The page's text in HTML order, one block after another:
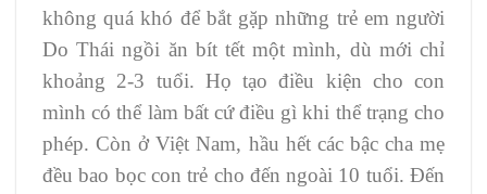
không quá khó để bắt gặp những trẻ em người
Do Thái ngồi ăn bít tết một mình, dù mới chỉ
khoảng 2-3 tuổi. Họ tạo điều kiện cho con
mình có thể làm bất cứ điều gì khi thể trạng cho
phép. Còn ở Việt Nam, hầu hết các bậc cha mẹ
đều bao bọc con trẻ cho đến ngoài 10 tuổi. Đến